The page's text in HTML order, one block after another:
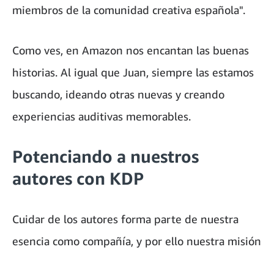
miembros de la comunidad creativa española".
Como ves, en Amazon nos encantan las buenas
historias. Al igual que Juan, siempre las estamos
buscando, ideando otras nuevas y creando
experiencias auditivas memorables.
Potenciando a nuestros
autores con KDP
Cuidar de los autores forma parte de nuestra
esencia como compañía, y por ello nuestra misión